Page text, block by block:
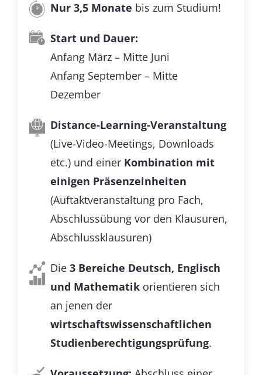
Nur 3,5 Monate bis zum Studium!
Start und Dauer:
Anfang März – Mitte Juni
Anfang September – Mitte
Dezember
Distance-Learning-Veranstaltung
(Live-Video-Meetings, Downloads
etc.) und einer Kombination mit
einigen Präsenzeinheiten
(Auftaktveranstaltung pro Fach,
Abschlussübung vor den Klausuren,
Abschlussklausuren)
Die 3 Bereiche Deutsch, Englisch
und Mathematikorientieren sich
an jenen der
wirtschaftswissenschaftlichen
Studienberechtigungsprüfung.